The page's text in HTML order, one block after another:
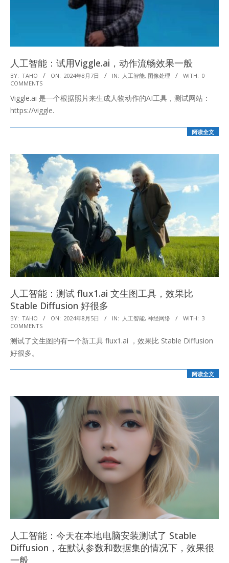
人工智能：试用Viggle.ai，动作流畅效果一般
2024-
08-
07
BY: TAHO ON: 2024年8月7日 IN: 人工智能, 图像处理 WITH: 0
COMMENTS
Viggle.ai 是一个根据照片来生成人物动作的AI工具，测试网站：
https://viggle.
阅读全文
人工智能：测试 flux1.ai 文生图工具，效果比
Stable Diffusion 好很多
2024-
08-
05
BY: TAHO ON: 2024年8月5日 IN: 人工智能, 神经网络 WITH: 3
COMMENTS
测试了文生图的有一个新工具 flux1.ai ，效果比 Stable Diffusion
好很多。
阅读全文
人工智能：今天在本地电脑安装测试了 Stable
Diffusion，在默认参数和数据集的情况下，效果很
一般